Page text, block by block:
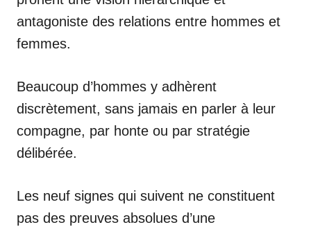
antagoniste des relations entre hommes et
femmes.
Beaucoup d’hommes y adhèrent
discrètement, sans jamais en parler à leur
compagne, par honte ou par stratégie
délibérée.
Les neuf signes qui suivent ne constituent
pas des preuves absolues d’une